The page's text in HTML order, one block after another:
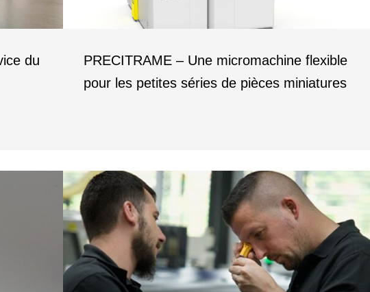
du
PRECITRAME – Une micromachine flexible
pour les petites séries de pièces miniatures